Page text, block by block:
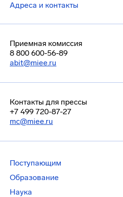
Адреса и контакты
Приемная комиссия
8 800 600-56-89
abit@miee.ru
Контакты для прессы
+7 499 720-87-27
mc@miee.ru
Поступающим
Образование
Наука